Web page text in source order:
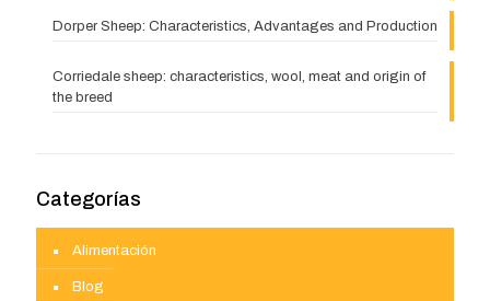
Dorper Sheep: Characteristics, Advantages and Production
Corriedale sheep: characteristics, wool, meat and origin of
the breed
Categorías
Alimentación
Blog